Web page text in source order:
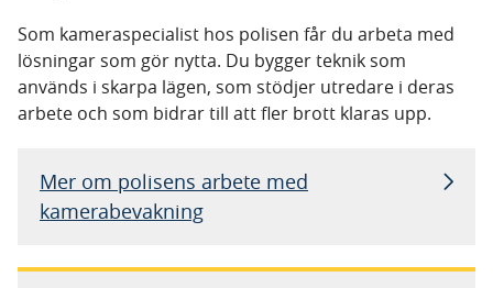
Som kameraspecialist hos polisen får du arbeta med
lösningar som gör nytta. Du bygger teknik som
används i skarpa lägen, som stödjer utredare i deras
arbete och som bidrar till att fler brott klaras upp.
Mer om polisens arbete med
kamerabevakning